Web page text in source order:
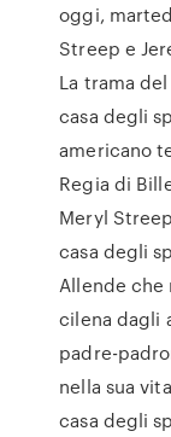
oggi,
Streep e
La trama
casa degli
americano
Regia di
Meryl
casa degli
Allende che
cilena dagli
padre-
nella sua
casa degli